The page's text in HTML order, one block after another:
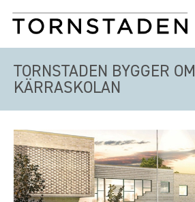
TORNSTADEN BYGGER OM
KÄRRASKOLAN